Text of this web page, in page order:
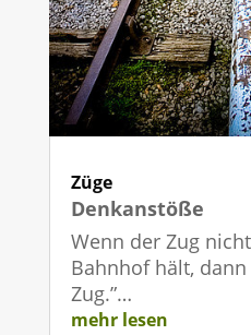
Züge
Denkanstöße
Wenn der Zug
Bahnhof hält,
Zug.”…
mehr lesen